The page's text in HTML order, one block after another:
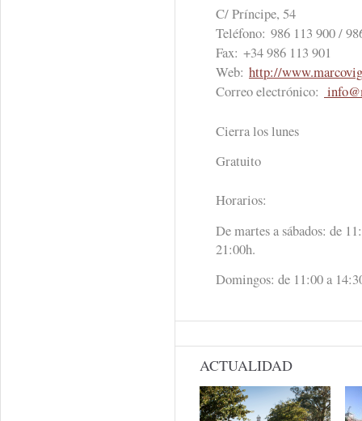
C/ Príncipe, 54
Teléfono: 986 113 900 /
Fax: +34 986 113 901
Web: http://
Correo electrónico:
Cierra los lunes
Gratuito
Horarios:
De martes a sábados: de
21:00h.
Domingos: de 11:00 a
ACTUALIDAD